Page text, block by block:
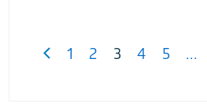
1 2 3 4 5 ...